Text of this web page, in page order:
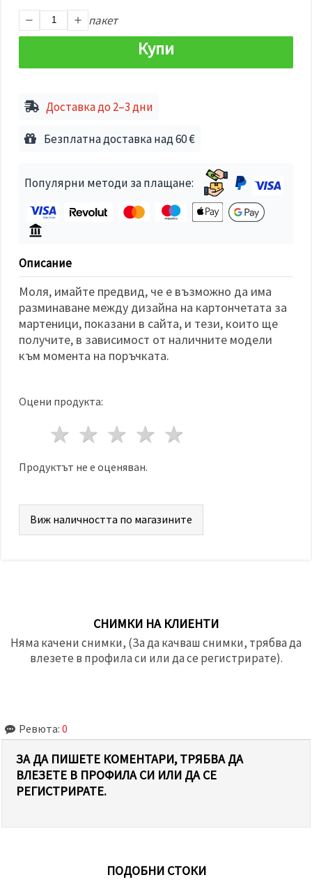
"бисквитки"
натиснеш
или да
"Настройки",
избереш
и кликнеш
"Запази"
всички
на
бисквитките
пакет
Купи
Доставка до 2–3 дни
Безплатна доставка над 60 €
Популярни методи за плащане:
Описание
Моля, имайте предвид, че е възможно да има
разминаване между дизайна на картончетата за
мартеници, показани в сайта, и тези, които ще
получите, в зависимост от наличните модели
към момента на поръчката.
Оцени продукта:
4 звезди
3 звезди
2 звезди
1 звезда
Продуктът не е оценяван.
Виж наличността по магазините
СНИМКИ НА КЛИЕНТИ
Няма качени снимки, (За да качваш снимки, трябва да
влезете в профила си или да се регистрирате).
Ревюта: 0
ЗА ДА ПИШЕТЕ КОМЕНТАРИ, ТРЯБВА ДА
ВЛЕЗЕТЕ В ПРОФИЛА СИ ИЛИ ДА СЕ
РЕГИСТРИРАТЕ.
ПОДОБНИ СТОКИ